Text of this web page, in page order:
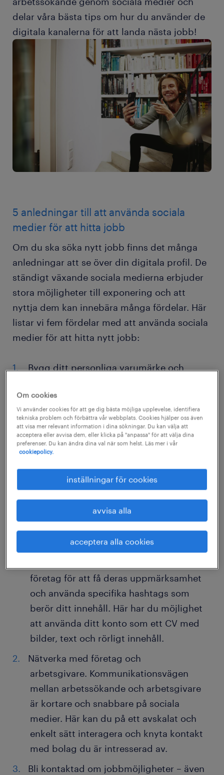
delar våra bästa tips om hur du använder de
digitala kanalerna för att landa nästa jobb!
5 anledningar till att använda sociala
medier för att hitta jobb
Om du ska söka nytt jobb finns det många
anledningar att se över din digitala profil. De
ständigt växande sociala medierna erbjuder
stora möjligheter till exponering och att
nyttja dem kan innebära många fördelar. Här
listar vi fem fördelar med att använda sociala
medier för att hitta nytt jobb:
Bygg ditt personliga varumärke och
kan du göra detta på ett sätt som inte
varit möjligt tidigare. Genom att
engagera dig i grupper och forum, dela
eget innehåll och interagera med
arbetsgivare och inflytelserika personer i
branschen du är intresserad av kan du
visa ditt engagemang och dina intressen.
Sociala medier har även öppnat upp för
exempelvis Instagram och TikTok har du
möjlighet att skapa Reels och annat
företag för att få deras uppmärksamhet
och använda specifika hashtags som
berör ditt innehåll. Här har du möjlighet
att använda ditt konto som ett CV med
bilder, text och rörligt innehåll.
Nätverka med företag och
arbetsgivare. Kommunikationsvägen
mellan arbetssökande och arbetsgivare
är kortare och snabbare på sociala
medier. Här kan du på ett avskalat och
enkelt sätt interagera och knyta kontakt
med bolag du är intresserad av.
Bli kontaktad om jobbmöjligheter – även
Om cookies
Vi använder cookies för att ge dig bästa möjliga upplevelse, identifiera
tekniska problem och förbättra vår webbplats. Cookies hjälper oss även
att visa mer relevant information i dina sökningar. Du kan välja att
acceptera eller avvisa dem, eller klicka på "anpassa" för att välja dina
preferenser. Du kan ändra dina val när som helst. Läs mer i vår
cookiepolicy.
inställningar för cookies
avvisa alla
acceptera alla cookies